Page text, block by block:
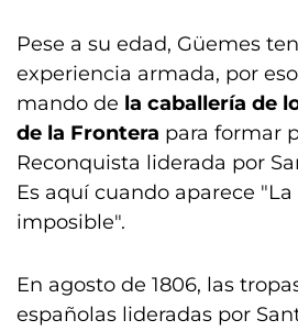
Pese a su edad, Güemes
experiencia armada, por
mando de la caballería de
de la Frontera para formar
Reconquista liderada por
Es aquí cuando aparece
imposible".
En agosto de 1806, las
españolas lideradas por